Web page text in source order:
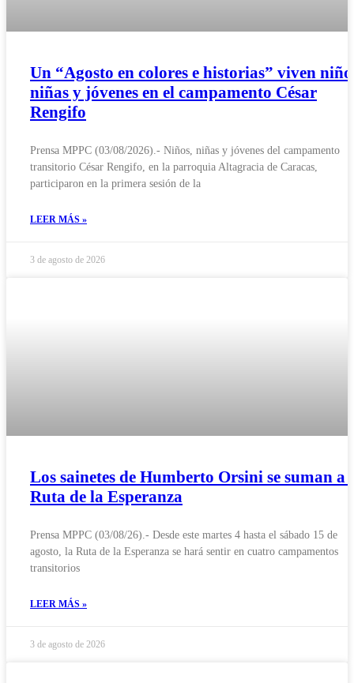
Un “Agosto en colores e historias” viven
niñas y jóvenes en el campamento César
Rengifo
Prensa MPPC (03/08/2026).- Niños, niñas y jóvenes del campamento
transitorio César Rengifo, en la parroquia Altagracia de Caracas,
participaron en la primera sesión de la
LEER MÁS »
3 de agosto de 2026
Los sainetes de Humberto Orsini se suman a
Ruta de la Esperanza
Prensa MPPC (03/08/26).- Desde este martes 4 hasta el sábado 15 de
agosto, la Ruta de la Esperanza se hará sentir en cuatro campamentos
transitorios
LEER MÁS »
3 de agosto de 2026